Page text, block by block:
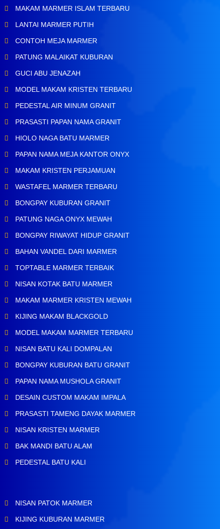
MAKAM MARMER ISLAM TERBARU
LANTAI MARMER PUTIH
CONTOH MEJA MARMER
PATUNG MALAIKAT KUBURAN
GUCI ABU JENAZAH
MODEL MAKAM KRISTEN TERBARU
PEDESTAL AIR MINUM GRANIT
PRASASTI PAPAN NAMA GRANIT
HIOLO NAGA BATU MARMER
PAPAN NAMA MEJA KANTOR ONYX
MAKAM KRISTEN PERJAMUAN
WASTAFEL MARMER TERBARU
BONGPAY KUBURAN GRANIT
PATUNG NAGA ONYX MEWAH
BONGPAY RIWAYAT HIDUP GRANIT
BAHAN VANDEL DARI MARMER
TOPTABLE MARMER TERBAIK
NISAN KOTAK BATU MARMER
MAKAM MARMER KRISTEN MEWAH
KIJING MAKAM BLACKGOLD
MODEL MAKAM MARMER TERBARU
NISAN BATU KALI DOMPALAN
BONGPAY KUBURAN BATU GRANIT
PAPAN NAMA MUSHOLA GRANIT
DESAIN CUSTOM MAKAM IMPALA
PRASASTI TAMENG DAYAK MARMER
NISAN KRISTEN MARMER
BAK MANDI BATU ALAM
PEDESTAL BATU KALI
NISAN PATOK MARMER
KIJING KUBURAN MARMER